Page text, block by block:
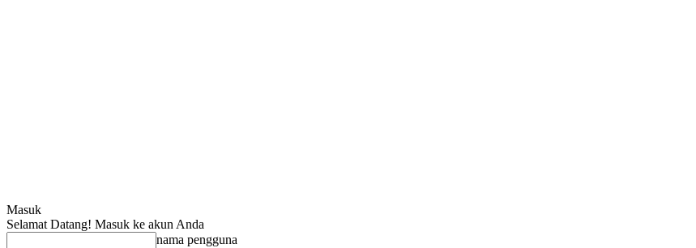
Masuk
Selamat Datang! Masuk ke akun Anda
nama pengguna